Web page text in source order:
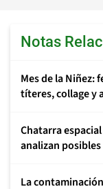
Notas
Mes de la
títeres, collage y
Chatarra
analizan
La